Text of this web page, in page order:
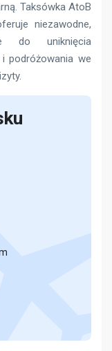
Taksówka AtoB
niezawodne,
do uniknięcia
podróżowania we